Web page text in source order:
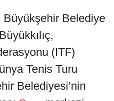
Belediye
(ITF)
Tenis Turu
Belediyesi’nin